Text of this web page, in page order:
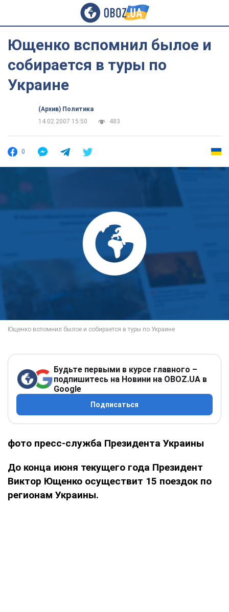
Ющенко вспомнил былое и
собирается в туры по
Украине
(Архив) Политика
14.02.2007 15:50
483
0
Будьте первыми в курсе главного –
подпишитесь на Новини на OBOZ.UA в
Google
Подписаться
фото пресс-служба Президента Украины
До конца июня текущего года Президент
Виктор Ющенко осуществит 15 поездок по
регионам Украины.